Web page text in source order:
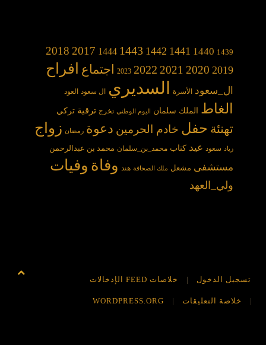
1439
1440
1441
1442
1443
1444
2017
2018
2019
2020
2021
2022
2023 اجتماع افراح
ال_سعود الأسرة السديري ال سعود العود
الغاط الملك سلمان اليوم الوطني تخرج ترقية تركي
تهنئة حفل خادم الحرمين دعوة رمضان زواج
زياد سعود عيد كتاب محمد_بن_سلمان محمد بن عبدالرحمن
مستشفى مشعل ملك الصحافة هند وفاة وفيات
ولي_العهد
تسجيل الدخول خلاصات FEED الإدخالات
خلاصة التعليقات WORDPRESS.ORG